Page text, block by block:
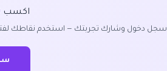
اكسب
سجل دخول وشارك تجربتك — استخدم نقاطك